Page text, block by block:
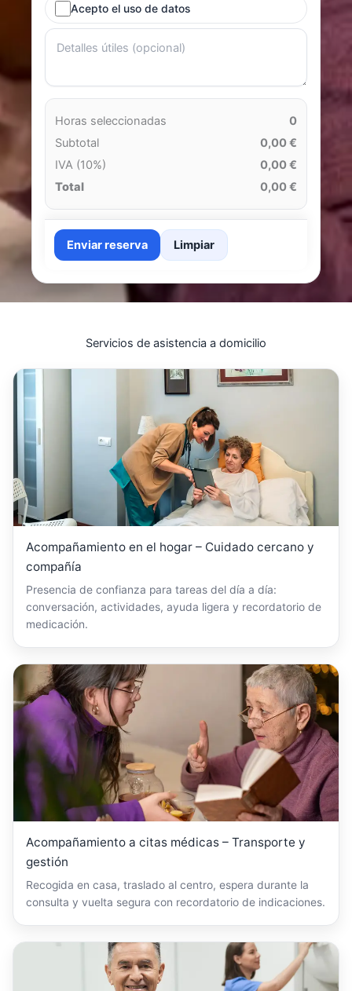
Acepto el uso de datos
Horas seleccionadas
0
Subtotal
0,00 €
IVA (10%)
0,00 €
Total
0,00 €
Enviar reserva Limpiar
Servicios de asistencia a domicilio
Acompañamiento en el hogar – Cuidado cercano y
compañía
Presencia de confianza para tareas del día a día:
conversación, actividades, ayuda ligera y recordatorio de
medicación.
Acompañamiento a citas médicas – Transporte y
gestión
Recogida en casa, traslado al centro, espera durante la
consulta y vuelta segura con recordatorio de indicaciones.